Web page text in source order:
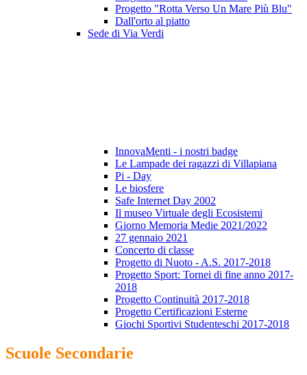
Progetto "Rotta Verso Un Mare Più Blu"
Dall'orto al piatto
Sede di Via Verdi
InnovaMenti - i nostri badge
Le Lampade dei ragazzi di Villapiana
Pi - Day
Le biosfere
Safe Internet Day 2002
Il museo Virtuale degli Ecosistemi
Giorno Memoria Medie 2021/2022
27 gennaio 2021
Concerto di classe
Progetto di Nuoto - A.S. 2017-2018
Progetto Sport: Tornei di fine anno 2017-
2018
Progetto Continuità 2017-2018
Progetto Certificazioni Esterne
Giochi Sportivi Studenteschi 2017-2018
Scuole Secondarie